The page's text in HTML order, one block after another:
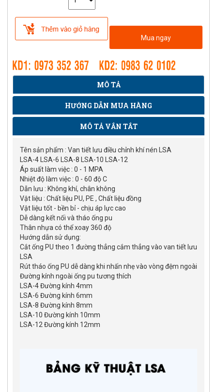
Mua ngay
MÔ TẢ
HƯỚNG DẪN MUA HÀNG
MÔ TẢ VẮN TẮT
Tên sản phẩm : Van tiết lưu điều chỉnh khí nén LSA
LSA-4 LSA-6 LSA-8 LSA-10 LSA-12
Áp suất làm việc : 0 - 1 MPA
Nhiệt độ làm việc : 0 - 60 độ C
Dẫn lưu : Không khí, chân không
Vật liệu : Chất liệu PU, PE , Chất liệu đồng
Vật liệu tốt - bền bỉ - chịu áp lực cao
Dễ dàng kết nối và tháo ống pu
Thân nhựa có thể xoay 360 độ
Hướng dẫn sử dụng:
Cắt ống PU theo 1 đường thẳng cắm thẳng vào van tiết lưu
LSA
Rút tháo ống PU dễ dàng khi nhấn nhẹ vào vòng đệm ngoài
Đường kính ngoài ống pu tương thích
LSA-4 Đường kính 4mm
LSA-6 Đường kính 6mm
LSA-8 Đường kính 8mm
LSA-10 Đường kính 10mm
LSA-12 Đường kính 12mm